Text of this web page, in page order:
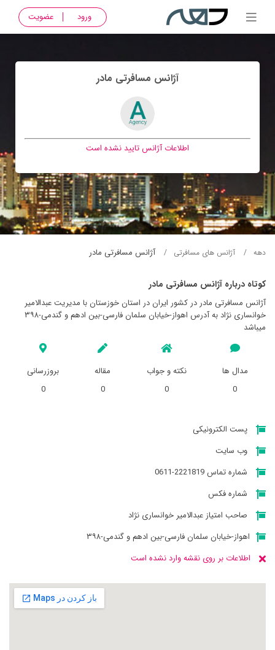
ورود عضویت
آژانس مسافرتی مادر
اطلاعات آژانس تایید نشده است
دهه آژانس های مسافرتی آژانس مسافرتی مادر
کوتاه درباره آژانس مسافرتی مادر
آژانس مسافرتی مادر در کشور ایران در استان خوزستان با مدیریت عبدالامیر
خوانساری نژاد به آدرس اهواز-خیابان سلمان فارسی-بین ادهم و گندمی-۳۹۸
میباشد
مدال ها
0
نکته و جواب
0
مقاله
0
بروزرسانی
0
پست الکترونیکی
وب سایت
شماره تماس 2221819-0611
شماره فکس
صاحب امتیاز عبدالامیر خوانساری نژاد
اهواز-خیابان سلمان فارسی-بین ادهم و گندمی-۳۹۸
اطلاعات بر روی نقشه وارد نشده است